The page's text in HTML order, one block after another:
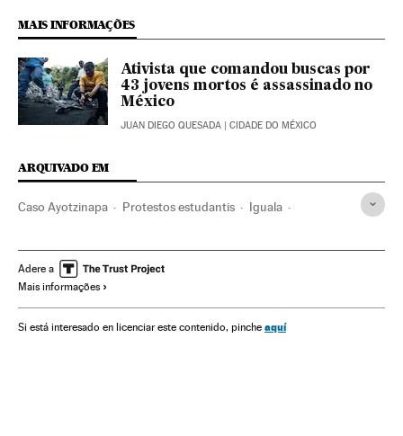
MAIS INFORMAÇÕES
Ativista que comandou buscas por
43 jovens mortos é assassinado no
México
JUAN DIEGO QUESADA | CIDADE DO MÉXICO
ARQUIVADO EM
Caso Ayotzinapa Protestos estudantis Iguala
Casos por resolver Polícia
Movimento estudantil
Poder judicial América do Norte América Latina
Adere a
Mais informações
Si está interesado en licenciar este contenido, pinche aquí